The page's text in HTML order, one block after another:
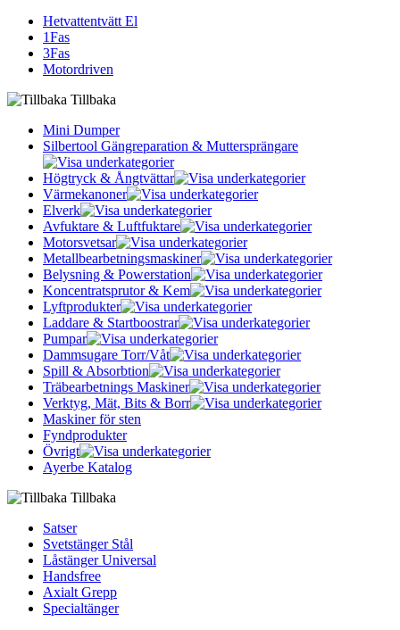
Hetvattentvätt El
1Fas
3Fas
Motordriven
Tillbaka
Mini Dumper
Silbertool Gängreparation & Muttersprängare
Högtryck & Ångtvättar
Värmekanoner
Elverk
Avfuktare & Luftfuktare
Motorsvetsar
Metallbearbetningsmaskiner
Belysning & Powerstation
Koncentratsprutor & Kem
Lyftprodukter
Laddare & Startboostrar
Pumpar
Dammsugare Torr/Våt
Spill & Absorbtion
Träbearbetnings Maskiner
Verktyg, Mät, Bits & Borr
Maskiner för sten
Fyndprodukter
Övrigt
Ayerbe Katalog
Tillbaka
Satser
Svetstänger Stål
Låstänger Universal
Handsfree
Axialt Grepp
Specialtänger